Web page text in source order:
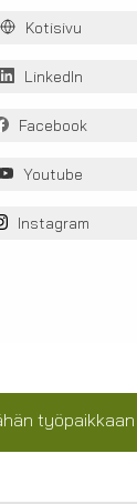
Kotisivu
LinkedIn
Facebook
Youtube
Instagram
työpaikkaan